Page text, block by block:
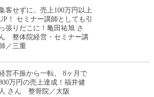
客せずに、売上100万円以上
！ セミナー講師としても引
っ張りだこに！亀田祐旭 さ
ん 整体院経営・セミナー講
／三重
営不振から一転、 8ヶ月で
万円の売上達成！福井健
人 さん 整骨院／大阪